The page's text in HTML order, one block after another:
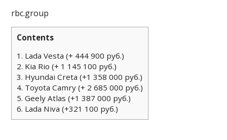
rbc.group
Contents
1. Lada Vesta (+ 444 900 руб.)
2. Kia Rio (+ 1 145 100 руб.)
3. Hyundai Creta (+1 358 000 руб.)
4. Toyota Camry (+ 2 685 000 руб.)
5. Geely Atlas (+1 387 000 руб.)
6. Lada Niva (+321 100 руб.)